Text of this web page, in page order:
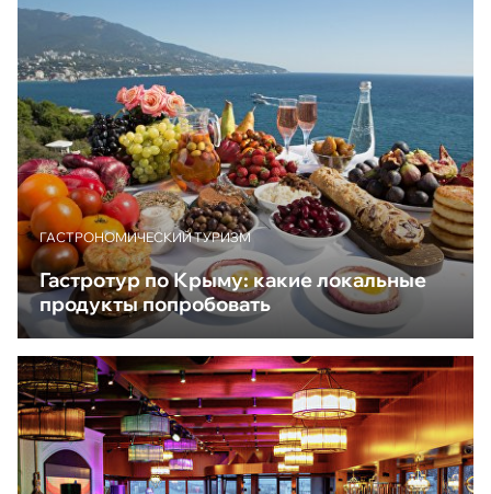
ГАСТРОНОМИЧЕСКИЙ ТУРИЗМ
Гастротур по Крыму: какие локальные
продукты попробовать